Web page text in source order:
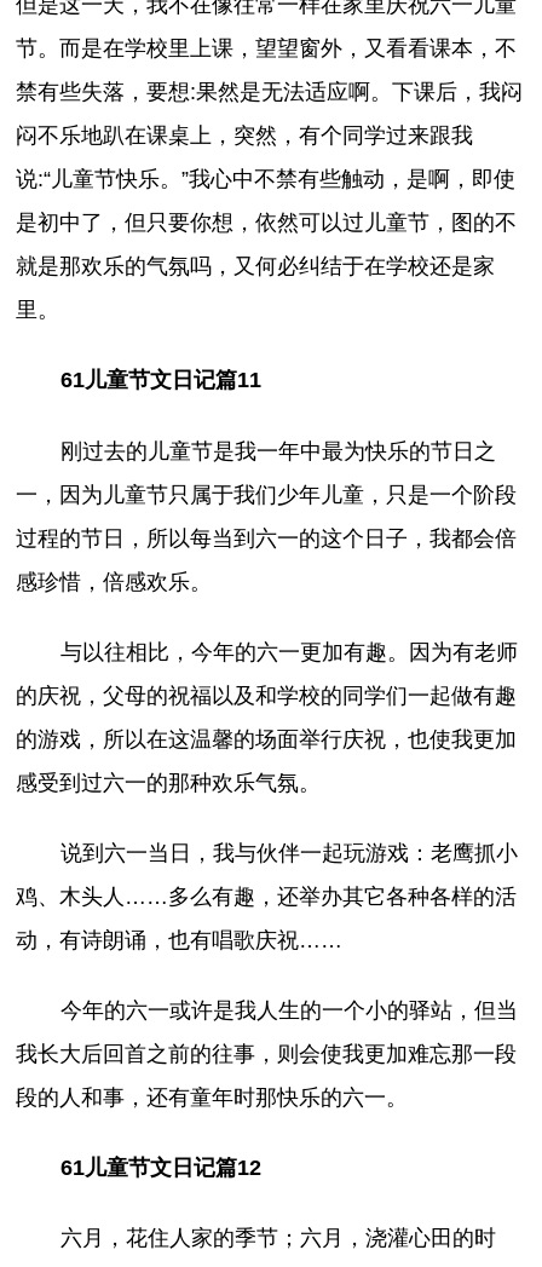
但是这一天，我不在像往常一样在家里庆祝六一儿童
节。而是在学校里上课，望望窗外，又看看课本，不
禁有些失落，要想:果然是无法适应啊。下课后，我闷
闷不乐地趴在课桌上，突然，有个同学过来跟我
说:“儿童节快乐。”我心中不禁有些触动，是啊，即使
是初中了，但只要你想，依然可以过儿童节，图的不
就是那欢乐的气氛吗，又何必纠结于在学校还是家
里。
61儿童节文日记篇11
刚过去的儿童节是我一年中最为快乐的节日之
一，因为儿童节只属于我们少年儿童，只是一个阶段
过程的节日，所以每当到六一的这个日子，我都会倍
感珍惜，倍感欢乐。
与以往相比，今年的六一更加有趣。因为有老师
的庆祝，父母的祝福以及和学校的同学们一起做有趣
的游戏，所以在这温馨的场面举行庆祝，也使我更加
感受到过六一的那种欢乐气氛。
说到六一当日，我与伙伴一起玩游戏：老鹰抓小
鸡、木头人……多么有趣，还举办其它各种各样的活
动，有诗朗诵，也有唱歌庆祝……
今年的六一或许是我人生的一个小的驿站，但当
我长大后回首之前的往事，则会使我更加难忘那一段
段的人和事，还有童年时那快乐的六一。
61儿童节文日记篇12
六月，花住人家的季节；六月，浇灌心田的时